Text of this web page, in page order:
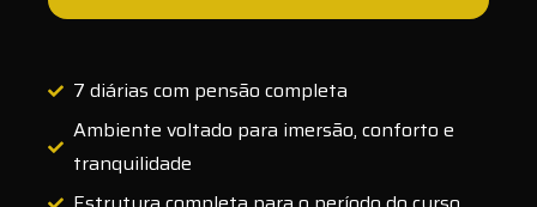
7 diárias com pensão completa
Ambiente voltado para imersão, conforto e
tranquilidade